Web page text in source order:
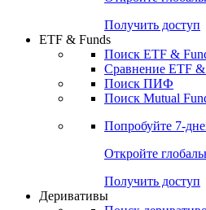
Получить доступ
ETF & Funds
Поиск ETF &
Сравнение ETF &
Поиск ПИФ
Поиск Mutual
Попробуйте 7-
Откройте
Получить доступ
Деривативы